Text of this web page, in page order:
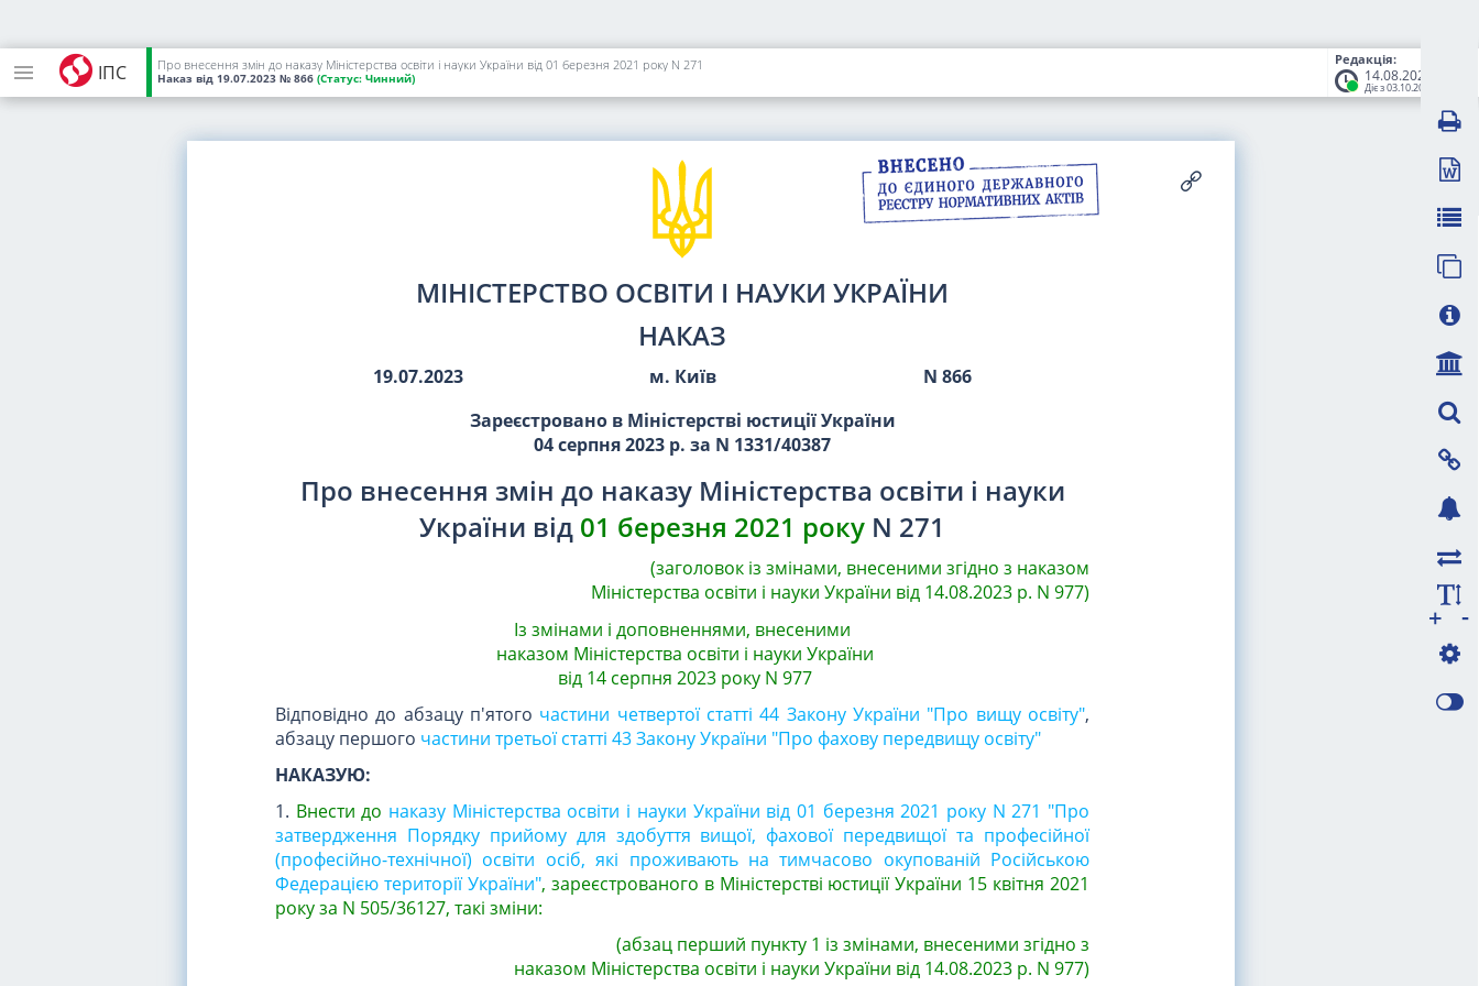
ІПС
Редакція:
14.08.2023
Діє з 03.10.2023
Про внесення змін до наказу Міністерства освіти і науки України від 01 березня 2021 року N 271
Наказ від 19.07.2023 № 866 (Статус: Чинний)
МІНІСТЕРСТВО ОСВІТИ І НАУКИ УКРАЇНИ
НАКАЗ
19.07.2023 м. Київ
N 866
Зареєстровано в Міністерстві юстиції України
04 серпня 2023 р. за N 1331/40387
Про внесення змін до наказу Міністерства освіти і науки
України від 01 березня 2021 року N 271
(заголовок із змінами, внесеними згідно з наказом
Міністерства освіти і науки України від 14.08.2023 р. N 977)
Із змінами і доповненнями, внесеними
наказом Міністерства освіти і науки України
від 14 серпня 2023 року N 977
Відповідно до абзацу п'ятого частини четвертої статті 44 Закону України "Про вищу освіту",
абзацу першого частини третьої статті 43 Закону України "Про фахову передвищу освіту"
НАКАЗУЮ:
1. Внести до наказу Міністерства освіти і науки України від 01 березня 2021 року N 271 "Про
затвердження Порядку прийому для здобуття вищої, фахової передвищої та професійної
(професійно-технічної) освіти осіб, які проживають на тимчасово окупованій Російською
Федерацією території України", зареєстрованого в Міністерстві юстиції України 15 квітня 2021
року за N 505/36127, такі зміни:
(абзац перший пункту 1 із змінами, внесеними згідно з
наказом Міністерства освіти і науки України від 14.08.2023 р. N 977)
-
+